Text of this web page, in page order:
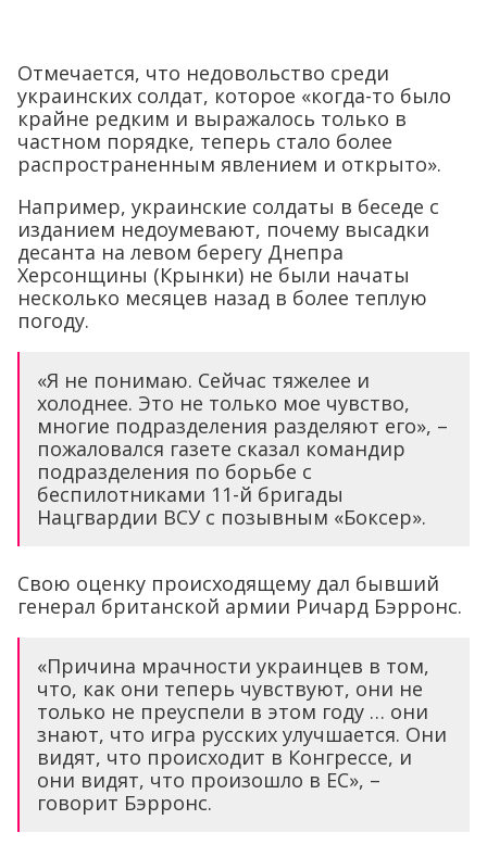
Отмечается, что недовольство среди
украинских солдат, которое «когда-то было
крайне редким и выражалось только в
частном порядке, теперь стало более
распространенным явлением и открыто».
Например, украинские солдаты в беседе с
изданием недоумевают, почему высадки
десанта на левом берегу Днепра
Херсонщины (Крынки) не были начаты
несколько месяцев назад в более теплую
погоду.
«Я не понимаю. Сейчас тяжелее и
холоднее. Это не только мое чувство,
многие подразделения разделяют его», –
пожаловался газете сказал командир
подразделения по борьбе с
беспилотниками 11-й бригады
Нацгвардии ВСУ с позывным «Боксер».
Свою оценку происходящему дал бывший
генерал британской армии Ричард Бэрронс.
«Причина мрачности украинцев в том,
что, как они теперь чувствуют, они не
только не преуспели в этом году … они
знают, что игра русских улучшается. Они
видят, что происходит в Конгрессе, и
они видят, что произошло в ЕС», –
говорит Бэрронс.